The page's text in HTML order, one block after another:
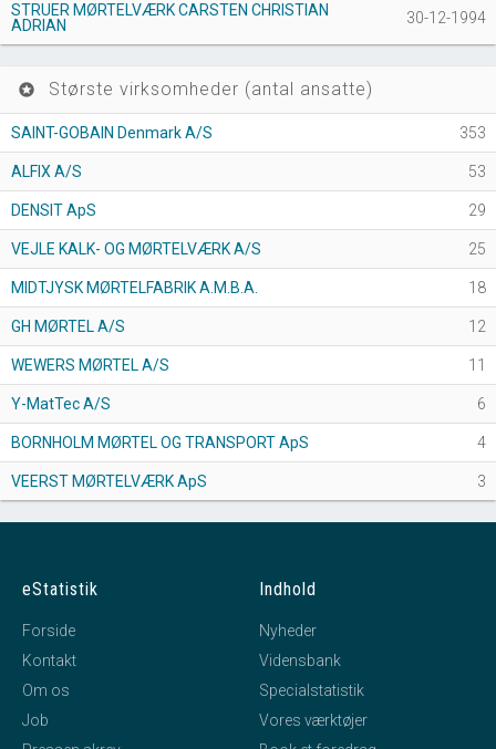
STRUER MØRTELVÆRK CARSTEN CHRISTIAN
ADRIAN
30-12-1994
stars Største virksomheder (antal ansatte)
SAINT-GOBAIN Denmark A/S 353
ALFIX A/S 53
DENSIT ApS 29
VEJLE KALK- OG MØRTELVÆRK A/S 25
MIDTJYSK MØRTELFABRIK A.M.B.A. 18
GH MØRTEL A/S 12
WEWERS MØRTEL A/S 11
Y-MatTec A/S 6
BORNHOLM MØRTEL OG TRANSPORT ApS 4
VEERST MØRTELVÆRK ApS 3
eStatistik
Forside
Kontakt
Om os
Job
Indhold
Nyheder
Vidensbank
Specialstatistik
Vores værktøjer